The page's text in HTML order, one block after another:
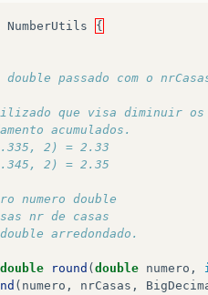
NumberUtils {
double passado com o
que visa diminuir
acumulados.
2) = 2.33
2) = 2.35
numero double
nr de casas
arredondado.
double round ( double numero ,
( numero , nrCasas ,